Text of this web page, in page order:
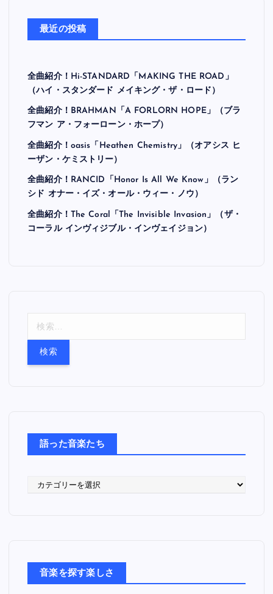
最近の投稿
全曲紹介！Hi-STANDARD「MAKING THE ROAD」
（ハイ・スタンダード メイキング・ザ・ロード）
全曲紹介！BRAHMAN「A FORLORN HOPE」（ブラ
フマン ア・フォーローン・ホープ）
全曲紹介！oasis「Heathen Chemistry」（オアシス ヒ
ーザン・ケミストリー）
全曲紹介！RANCID「Honor Is All We Know」（ラン
シド オナー・イズ・オール・ウィー・ノウ）
全曲紹介！The Coral「The Invisible Invasion」（ザ・
コーラル インヴィジブル・インヴェイジョン）
語った音楽たち
音楽を探す楽しさ